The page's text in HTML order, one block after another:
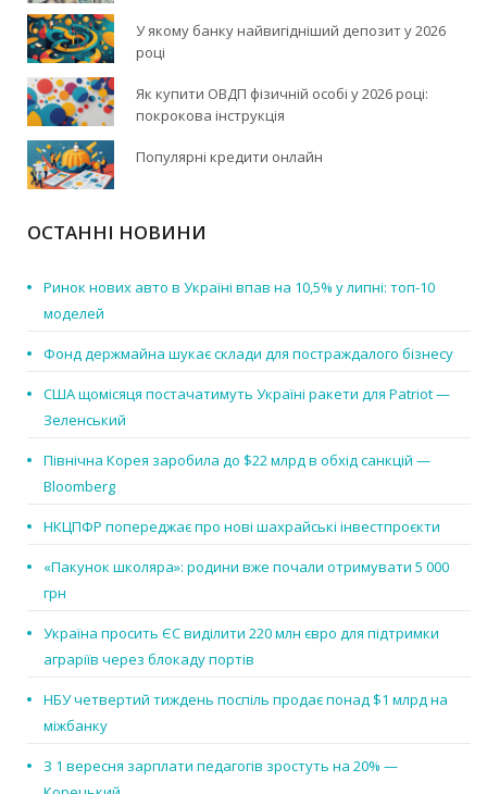
У якому банку найвигідніший депозит у 2026
році
Як купити ОВДП фізичній особі у 2026 році:
покрокова інструкція
Популярні кредити онлайн
ОСТАННІ НОВИНИ
Ринок нових авто в Україні впав на 10,5% у липні: топ-10
моделей
Фонд держмайна шукає склади для постраждалого бізнесу
США щомісяця постачатимуть Україні ракети для Patriot —
Зеленський
Північна Корея заробила до $22 млрд в обхід санкцій —
Bloomberg
НКЦПФР попереджає про нові шахрайські інвестпроєкти
«Пакунок школяра»: родини вже почали отримувати 5 000
грн
Україна просить ЄС виділити 220 млн євро для підтримки
аграріїв через блокаду портів
НБУ четвертий тиждень поспіль продає понад $1 млрд на
міжбанку
З 1 вересня зарплати педагогів зростуть на 20% —